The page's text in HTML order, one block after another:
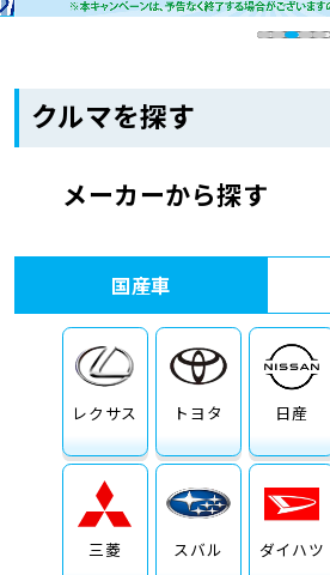
車検見積
車検料金・メニュー
品質管理とサポート体制
お役立ち情報
お問い合わせ
クルマを探す
メーカーから探す
国産車
レクサス トヨタ 日産
三菱 スバル ダイハツ